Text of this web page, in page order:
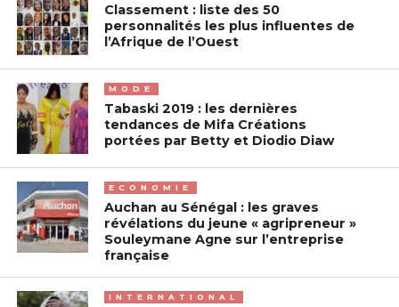
Classement : liste des 50
personnalités les plus influentes de
l’Afrique de l’Ouest
MODE
Tabaski 2019 : les dernières
tendances de Mifa Créations
portées par Betty et Diodio Diaw
ECONOMIE
Auchan au Sénégal : les graves
révélations du jeune « agripreneur »
Souleymane Agne sur l’entreprise
française
INTERNATIONAL